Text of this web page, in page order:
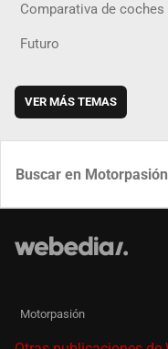
Comparativa de coches
Futuro
VER MÁS TEMAS
Motorpasión